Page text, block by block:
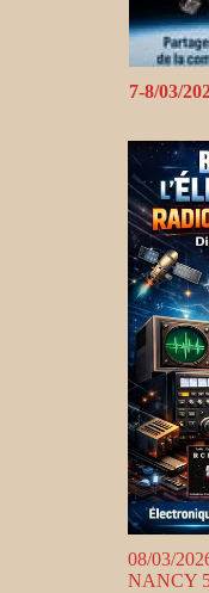
7-8/03/
08/03/
NANCY